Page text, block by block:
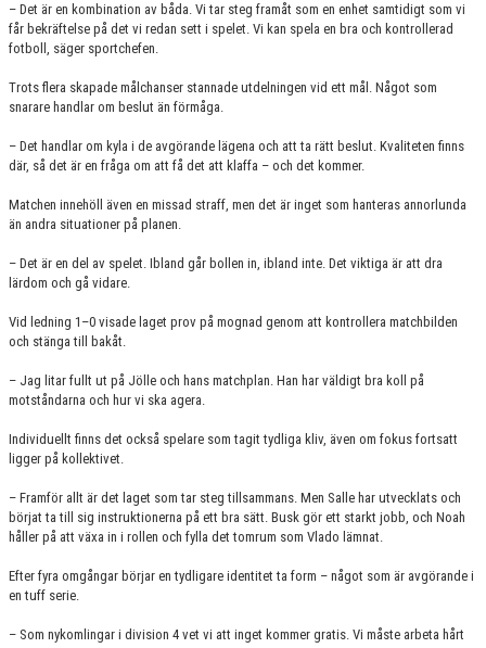
– Det är en kombination av båda. Vi tar steg framåt som en enhet samtidigt som vi
får bekräftelse på det vi redan sett i spelet. Vi kan spela en bra och kontrollerad
fotboll, säger sportchefen.
Trots flera skapade målchanser stannade utdelningen vid ett mål. Något som
snarare handlar om beslut än förmåga.
– Det handlar om kyla i de avgörande lägena och att ta rätt beslut. Kvaliteten finns
där, så det är en fråga om att få det att klaffa – och det kommer.
Matchen innehöll även en missad straff, men det är inget som hanteras annorlunda
än andra situationer på planen.
– Det är en del av spelet. Ibland går bollen in, ibland inte. Det viktiga är att dra
lärdom och gå vidare.
Vid ledning 1–0 visade laget prov på mognad genom att kontrollera matchbilden
och stänga till bakåt.
– Jag litar fullt ut på Jölle och hans matchplan. Han har väldigt bra koll på
motståndarna och hur vi ska agera.
Individuellt finns det också spelare som tagit tydliga kliv, även om fokus fortsatt
ligger på kollektivet.
– Framför allt är det laget som tar steg tillsammans. Men Salle har utvecklats och
börjat ta till sig instruktionerna på ett bra sätt. Busk gör ett starkt jobb, och Noah
håller på att växa in i rollen och fylla det tomrum som Vlado lämnat.
Efter fyra omgångar börjar en tydligare identitet ta form – något som är avgörande i
en tuff serie.
– Som nykomlingar i division 4 vet vi att inget kommer gratis. Vi måste arbeta hårt